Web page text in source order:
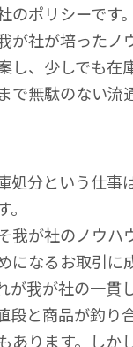
ポリシーです。
が社が培ったノ
し、少しでも在
で無駄のない流
処分という仕事
我が社のノウハ
になるお取引に
が我が社の一貫
段と商品が釣り
あります。しか